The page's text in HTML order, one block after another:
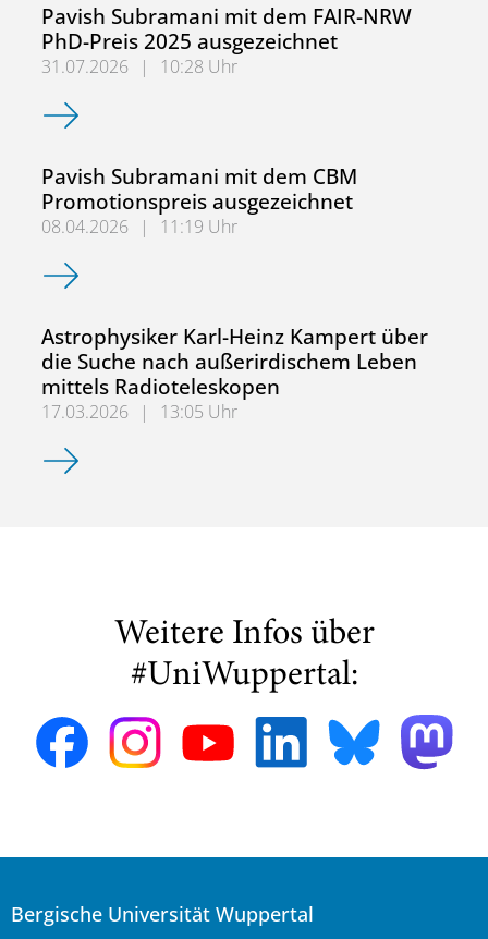
Pavish Subramani mit dem FAIR-NRW
PhD-Preis 2025 ausgezeichnet
31.07.2026 |
10:28 Uhr
Pavish Subramani mit dem FAIR-NRW PhD-Preis 2025
Pavish Subramani mit dem CBM
Promotionspreis ausgezeichnet
08.04.2026 |
11:19 Uhr
Pavish Subramani mit dem CBM Promotionspreis
Astrophysiker Karl-Heinz Kampert über
die Suche nach außerirdischem Leben
mittels Radioteleskopen
17.03.2026 |
13:05 Uhr
Astrophysiker Karl-Heinz Kampert über die Suche nach
Weitere Infos über
#UniWuppertal:
Bergische Universität Wuppertal